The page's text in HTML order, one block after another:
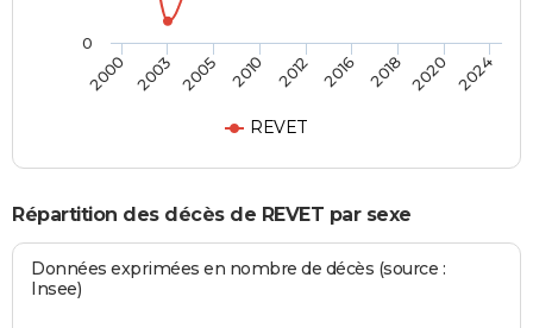
REVET
2000 2003 2005 2010 2012 2016 2018 2020 2024
0
Répartition des décès de REVET par sexe
Données exprimées en nombre de décès (source :
Insee)